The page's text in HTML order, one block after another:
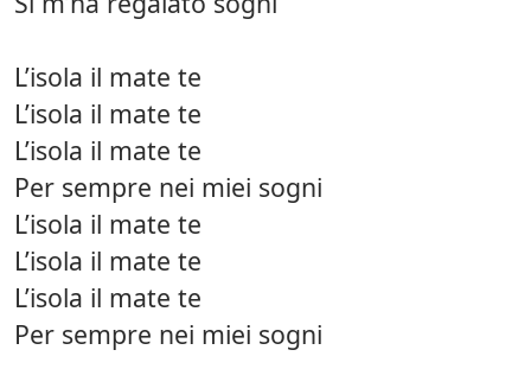
L’isola il mate te
L’isola il mate te
L’isola il mate te
Per sempre nei miei sogni
L’isola il mate te
L’isola il mate te
L’isola il mate te
Per sempre nei miei sogni